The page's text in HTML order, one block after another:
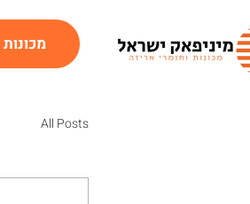
מכונות
All Posts